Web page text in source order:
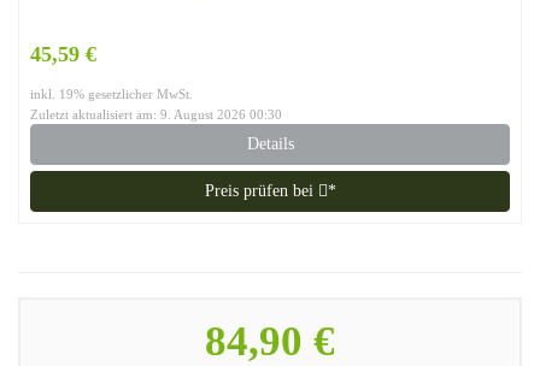
45,59 €
inkl. 19% gesetzlicher MwSt.
Zuletzt aktualisiert am: 9. August 2026 00:30
Details
Preis prüfen bei *
84,90 €